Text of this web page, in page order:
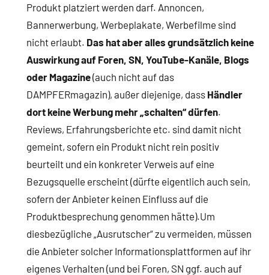
Produkt platziert werden darf. Annoncen,
Bannerwerbung, Werbeplakate, Werbefilme sind
nicht erlaubt. Das hat aber alles grundsätzlich keine
Auswirkung auf Foren, SN, YouTube-Kanäle, Blogs
oder Magazine(auch nicht auf das
DAMPFERmagazin), außer diejenige, dass Händler
dort keine Werbung mehr „schalten“ dürfen.
Reviews, Erfahrungsberichte etc. sind damit nicht
gemeint, sofern ein Produkt nicht rein positiv
beurteilt und ein konkreter Verweis auf eine
Bezugsquelle erscheint (dürfte eigentlich auch sein,
sofern der Anbieter keinen Einfluss auf die
Produktbesprechung genommen hätte).Um
diesbezügliche „Ausrutscher“ zu vermeiden, müssen
die Anbieter solcher Informationsplattformen auf ihr
eigenes Verhalten (und bei Foren, SN ggf. auch auf